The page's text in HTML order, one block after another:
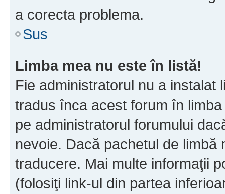
a corecta problema.
Sus
Limba mea nu este în listă!
Fie administratorul nu a instalat
tradus înca acest forum în
pe administratorul forumului
nevoie. Dacă pachetul de
traducere. Mai multe informaţii
(folosiţi link-ul din partea